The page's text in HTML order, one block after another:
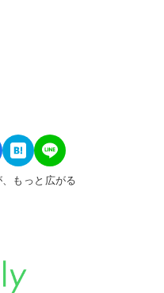
もっと広がる